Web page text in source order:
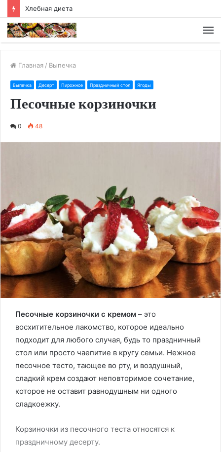
Хлебная диета
Главная / Выпечка
Выпечка Десерт Пирожное Праздничный стол Ягоды
Песочные корзиночки
0 48
Песочные корзиночки с кремом – это
восхитительное лакомство, которое идеально
подходит для любого случая, будь то праздничный
стол или просто чаепитие в кругу семьи. Нежное
песочное тесто, тающее во рту, и воздушный,
сладкий крем создают неповторимое сочетание,
которое не оставит равнодушным ни одного
сладкоежку.
Корзиночки из песочного теста относятся к
праздничному десерту.